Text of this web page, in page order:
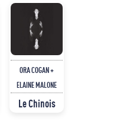
ORA COGAN +
ELAINE MALONE
Le Chinois